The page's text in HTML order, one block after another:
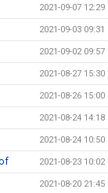
2021-09-07 12:29
2021-09-03 09:31
2021-09-02 09:57
2021-08-27 15:30
2021-08-26 15:00
2021-08-24 14:18
2021-08-24 10:50
2021-08-23 10:02
2021-08-20 21:45